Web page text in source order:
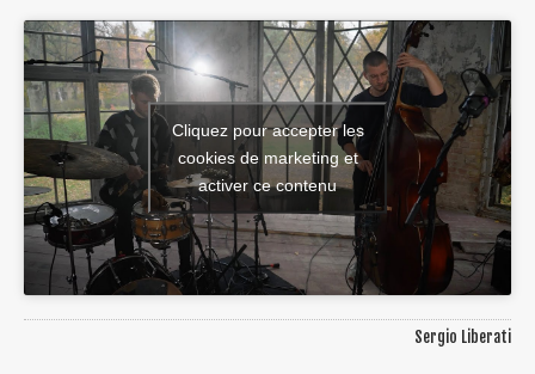
Cliquez pour accepter les
cookies de marketing et
activer ce contenu
Sergio Liberati